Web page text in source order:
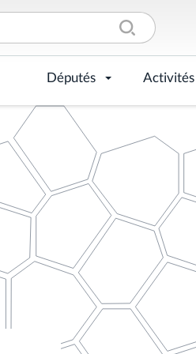
Députés Activités